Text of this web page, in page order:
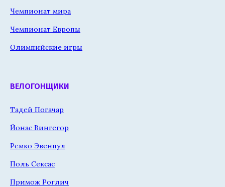
Чемпионат мира
Чемпионат Европы
Олимпийские игры
ВЕЛОГОНЩИКИ
Тадей Погачар
Йонас Вингегор
Ремко Эвенпул
Поль Сексас
Примож Роглич